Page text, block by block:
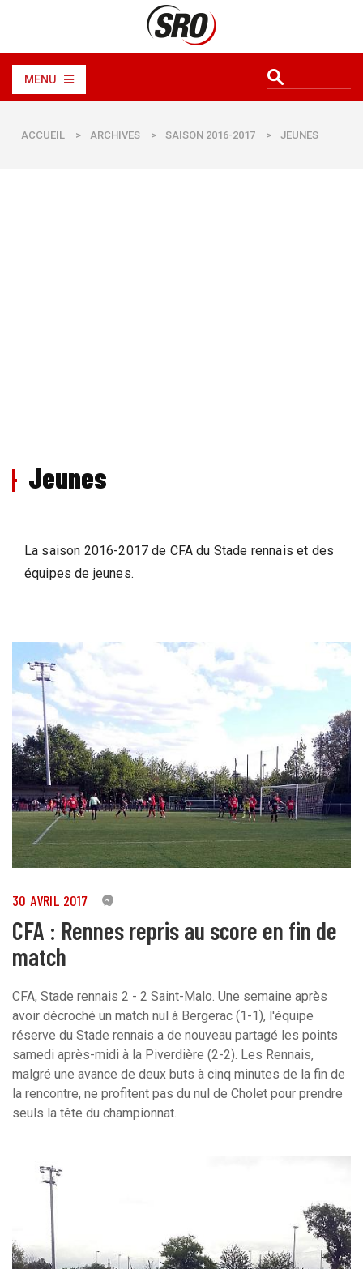
MENU
ACCUEIL > ARCHIVES > SAISON 2016-2017 > JEUNES
Jeunes
La saison 2016-2017 de CFA du Stade rennais et des
équipes de jeunes.
30 AVRIL 2017 3
CFA : Rennes repris au score en fin de
match
CFA, Stade rennais 2 - 2 Saint-Malo. Une semaine après
avoir décroché un match nul à Bergerac (1-1), l'équipe
réserve du Stade rennais a de nouveau partagé les points
samedi après-midi à la Piverdière (2-2). Les Rennais,
malgré une avance de deux buts à cinq minutes de la fin de
la rencontre, ne profitent pas du nul de Cholet pour prendre
seuls la tête du championnat.